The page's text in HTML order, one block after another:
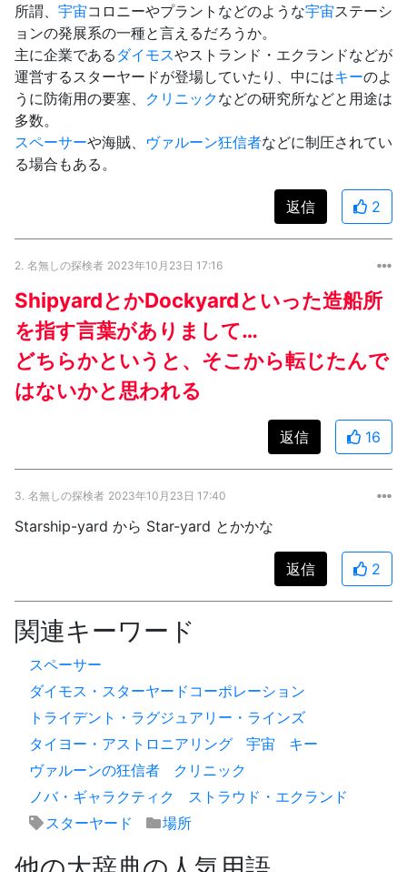
所謂、 宇宙コロニーやプラントなどのような宇宙ステーシ
ョンの発展系の一種と言えるだろうか。
主に企業である ダイモスやストランド・エクランドなどが
運営するスターヤードが登場していたり、中にはキーのよ
うに防衛用の要塞、 クリニックなどの研究所などと用途は
多数。
スペーサーや海賊、 ヴァルーン狂信者などに制圧されてい
る場合もある。
返信 2
2. 名無しの探検者 2023年10月23日 17:16
ShipyardとかDockyardといった造船所
を指す言葉がありまして…
どちらかというと、そこから転じたんで
はないかと思われる
返信 16
3. 名無しの探検者 2023年10月23日 17:40
Starship-yard から Star-yard とかかな
返信 2
関連キーワード
スペーサー
ダイモス・スターヤードコーポレーション
トライデント・ラグジュアリー・ラインズ
タイヨー・アストロニアリング
宇宙
キー
ヴァルーンの狂信者
クリニック
ノバ・ギャラクティク
ストラウド・エクランド
スターヤード
場所